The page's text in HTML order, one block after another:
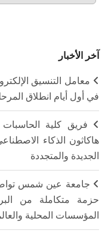
آخر الأخبار
في أول أيام انطلاق
فريق كلية
هاكاثون الذكاء
الجديدة والمتجددة
جامعة عين شمس
حزمة متكاملة من
المؤسسات المحلية